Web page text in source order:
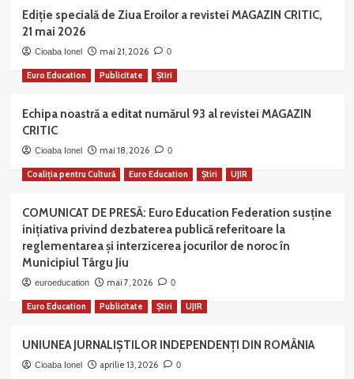
Ediție specială de Ziua Eroilor a revistei MAGAZIN CRITIC,
21 mai 2026
Cioaba Ionel mai 21, 2026 0
Euro Education Publicitate Știri
Echipa noastră a editat numărul 93 al revistei MAGAZIN
CRITIC
Cioaba Ionel mai 18, 2026 0
Coaliția pentru Cultură Euro Education Știri UJIR
COMUNICAT DE PRESĂ: Euro Education Federation susține
inițiativa privind dezbaterea publică referitoare la
reglementarea și interzicerea jocurilor de noroc în
Municipiul Târgu Jiu
euroeducation mai 7, 2026 0
Euro Education Publicitate Știri UJIR
UNIUNEA JURNALIȘTILOR INDEPENDENȚI DIN ROMÂNIA
Cioaba Ionel aprilie 13, 2026 0